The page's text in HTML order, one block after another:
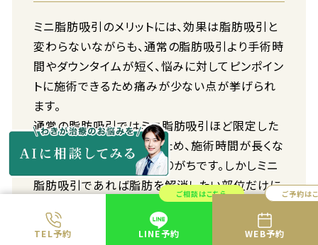
TEL予約
ご相談はこちら
LINE予約
ご予約は
WEB予約
ミニ脂肪吸引のメリットには、効果は脂肪吸引と
変わらないながらも、通常の脂肪吸引より手術時
間やダウンタイムが短く、悩みに対してピンポイン
トに施術できるため痛みが少ない点が挙げられ
ます。
通常の脂肪吸引ではミニ脂肪吸引ほど限定した
範囲での施術ができないため、施術時間が長くな
り、痛みも比較的大きくなりがちです。しかしミニ
脂肪吸引であれば脂肪を解消したい部位だけに
直接アプローチするため施術範囲が狭く、手術時
間が約20～30分で済み、痛みもほぼありませ